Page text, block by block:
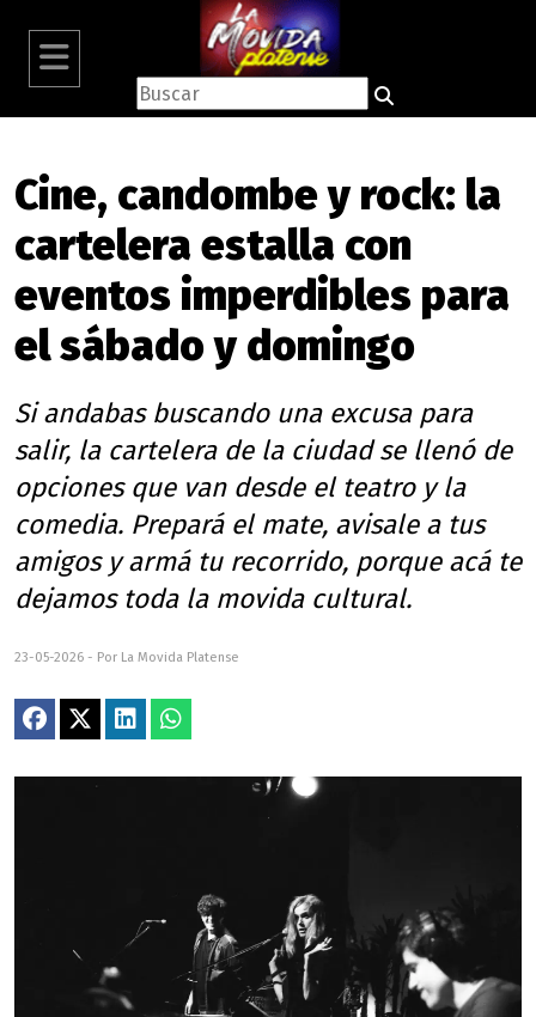
Cine, candombe y rock: la
cartelera estalla con
eventos imperdibles para
el sábado y domingo
Si andabas buscando una excusa para
salir, la cartelera de la ciudad se llenó de
opciones que van desde el teatro y la
comedia. Prepará el mate, avisale a tus
amigos y armá tu recorrido, porque acá te
dejamos toda la movida cultural.
23-05-2026 - Por La Movida Platense